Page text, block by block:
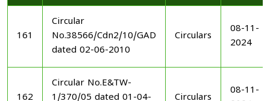
161
Circular
No.38566/Cdn2/10/GAD
dated 02-06-2010
Circulars
08-11-
2024
162
Circular No.E&TW-
1/370/05 dated 01-04-
Circulars
08-11-